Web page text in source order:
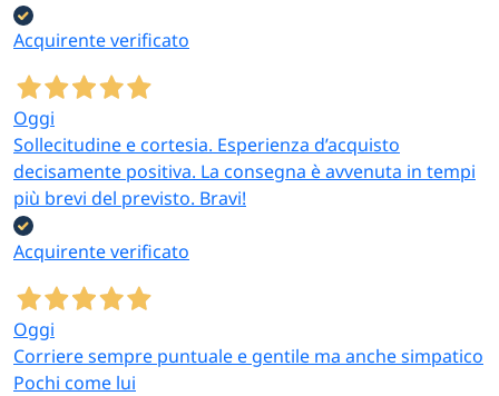
Acquirente verificato
Oggi
Sollecitudine e cortesia. Esperienza d’acquisto
decisamente positiva. La consegna è avvenuta in tempi
più brevi del previsto. Bravi!
Acquirente verificato
Oggi
Corriere sempre puntuale e gentile ma anche simpatico
Pochi come lui